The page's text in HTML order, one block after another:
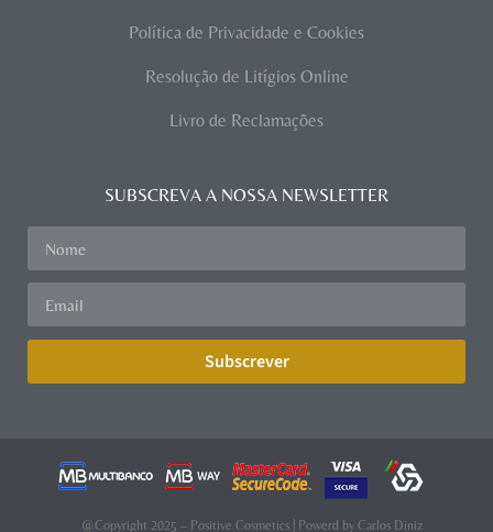
Política de Privacidade e Cookies
Resolução de Litígios Online
Livro de Reclamações
SUBSCREVA A NOSSA NEWSLETTER
Subscrever
@Copyright 2025 – Positive Cosmetics | Powerd by Carlos Diniz